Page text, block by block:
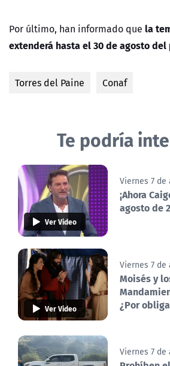
Por último, han informado que la
extenderá hasta el 30 de agosto
Torres del Paine Conaf
Te podría
Ver Video
Viernes 7 de
¡Ahora
agosto de
Ver Video
Viernes 7 de
Moisés y
¿Por
Viernes 7 de